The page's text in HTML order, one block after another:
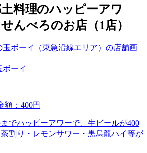
料理のハッピーアワ
んべろのお店（1店）
ボーイ
額：400円
でハッピーアワーで、生ビールが400
割り・レモンサワー・黒烏龍ハイ等が